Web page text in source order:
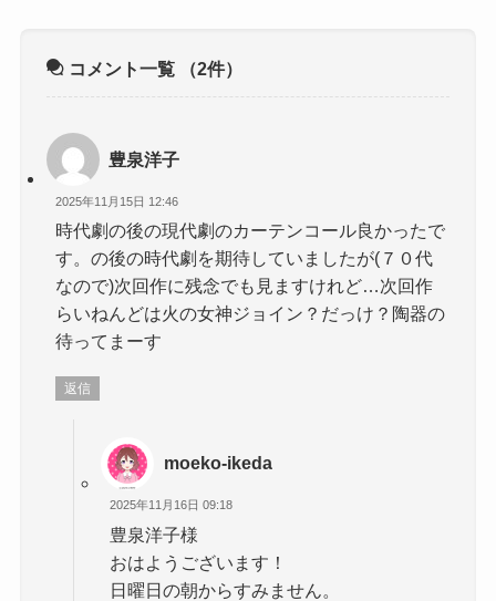
コメント一覧 （2件）
豊泉洋子
2025年11月15日 12:46
時代劇の後の現代劇のカーテンコール良かったで
す。の後の時代劇を期待していましたが(７０代
なので)次回作に残念でも見ますけれど…次回作
らいねんどは火の女神ジョイン？だっけ？陶器の
待ってまーす
返信
moeko-ikeda
2025年11月16日 09:18
豊泉洋子様
おはようございます！
日曜日の朝からすみません。